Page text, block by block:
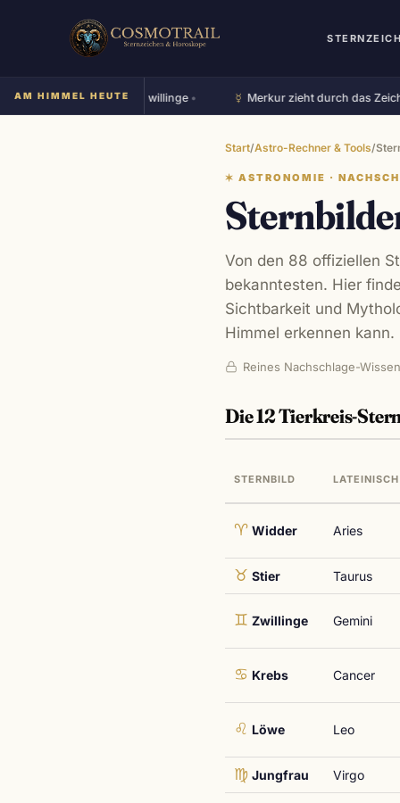
AM HIMMEL HEUTE
steht im Zeichen Zwillinge• Merkur zieht durch das
Start/Astro-Rechner & Tools/
✶ ASTRONOMIE ·
Von den 88 offiziellen
bekanntesten. Hier
Sichtbarkeit und
Himmel erkennen kann.
Reines Nachschlage-
Die 12 Tierkreis-
STERNBILD LATEINISCH
♈ Widder Aries
♉ Stier Taurus
♊ Zwillinge Gemini
♋ Krebs Cancer
♌ Löwe Leo
♍ Jungfrau Virgo